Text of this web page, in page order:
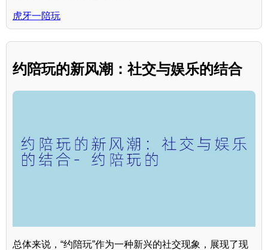
虎牙一陪玩
约陪玩的新风潮：社交与娱乐的结合
总体来说，“约陪玩”作为一种新兴的社交现象，展现了现